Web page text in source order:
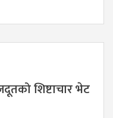
शिष्टाचार भेट